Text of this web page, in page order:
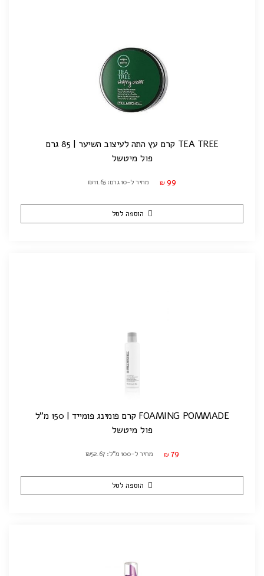
TEA TREE קרם עץ התה לעיצוב השיער | 85 גרם
פול מיטשל
₪ 99 מחיר ל-10 גרם: ₪11.65
הוספה לסל
FOAMING POMMADE קרם פומינג פומייד | 150 מ"ל
פול מיטשל
₪ 79 מחיר ל-100 מ"ל: ₪52.67
הוספה לסל